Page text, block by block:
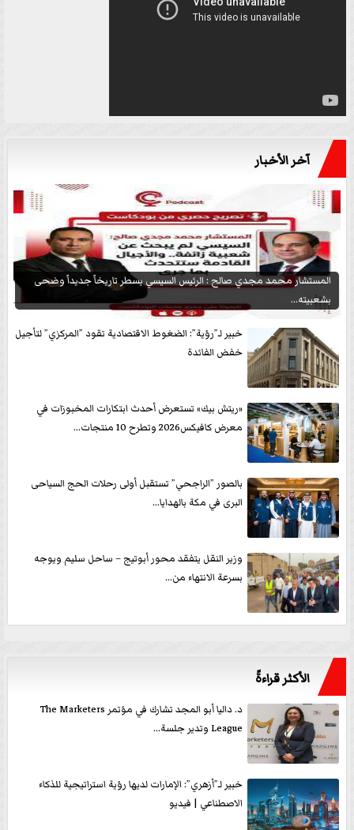
آخر الأخبار
المستشار محمد مجدي صالح : الرئيس السيسي يسطر تاريخاً جديداً وضحى
بشعبيته...
خبير لـ”رؤية”: الضغوط الاقتصادية تقود ”المركزي” لتأجيل
خفض الفائدة
«ريتش بيك» تستعرض أحدث ابتكارات المخبوزات في
معرض كافيكس2026 وتطرح 10 منتجات...
بالصور ”الراجحي” تستقبل أولى رحلات الحج السياحى
البرى في مكة بالهدايا...
وزير النقل يتفقد محور أبوتيج – ساحل سليم ويوجه
بسرعة الانتهاء من...
الأكثر قراءةً
د. داليا أبو المجد تشارك في مؤتمر The Marketers
League وتدير جلسة...
خبير لـ”أزهري”: الإمارات لديها رؤية استراتيجية للذكاء
الاصطناعي | فيديو